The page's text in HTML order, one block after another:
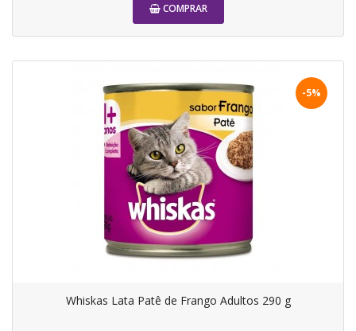
COMPRAR
-5%
Whiskas Lata Patê de Frango Adultos 290 g